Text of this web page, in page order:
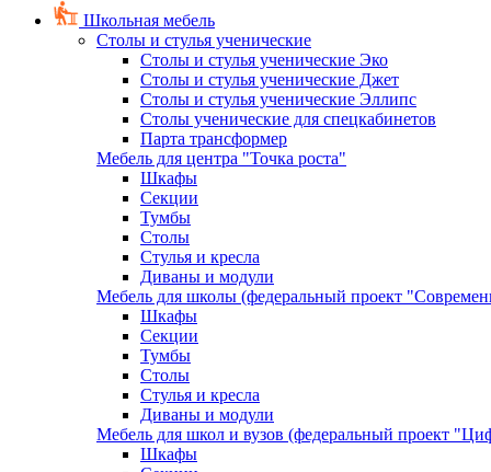
Школьная мебель
Столы и стулья ученические
Столы и стулья ученические Эко
Столы и стулья ученические Джет
Столы и стулья ученические Эллипс
Столы ученические для спецкабинетов
Парта трансформер
Мебель для центра "Точка роста"
Шкафы
Секции
Тумбы
Столы
Стулья и кресла
Диваны и модули
Мебель для школы (федеральный проект
Шкафы
Секции
Тумбы
Столы
Стулья и кресла
Диваны и модули
Мебель для школ и вузов (федеральный проект
Шкафы